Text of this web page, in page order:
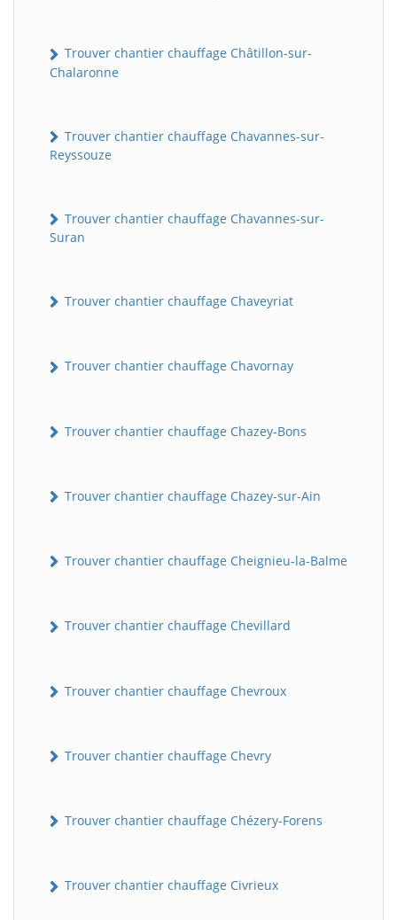
Trouver chantier chauffage Châtillon-sur-
Chalaronne
Trouver chantier chauffage Chavannes-sur-
Reyssouze
Trouver chantier chauffage Chavannes-sur-
Suran
Trouver chantier chauffage Chaveyriat
Trouver chantier chauffage Chavornay
Trouver chantier chauffage Chazey-Bons
Trouver chantier chauffage Chazey-sur-Ain
Trouver chantier chauffage Cheignieu-la-Balme
Trouver chantier chauffage Chevillard
Trouver chantier chauffage Chevroux
Trouver chantier chauffage Chevry
Trouver chantier chauffage Chézery-Forens
Trouver chantier chauffage Civrieux